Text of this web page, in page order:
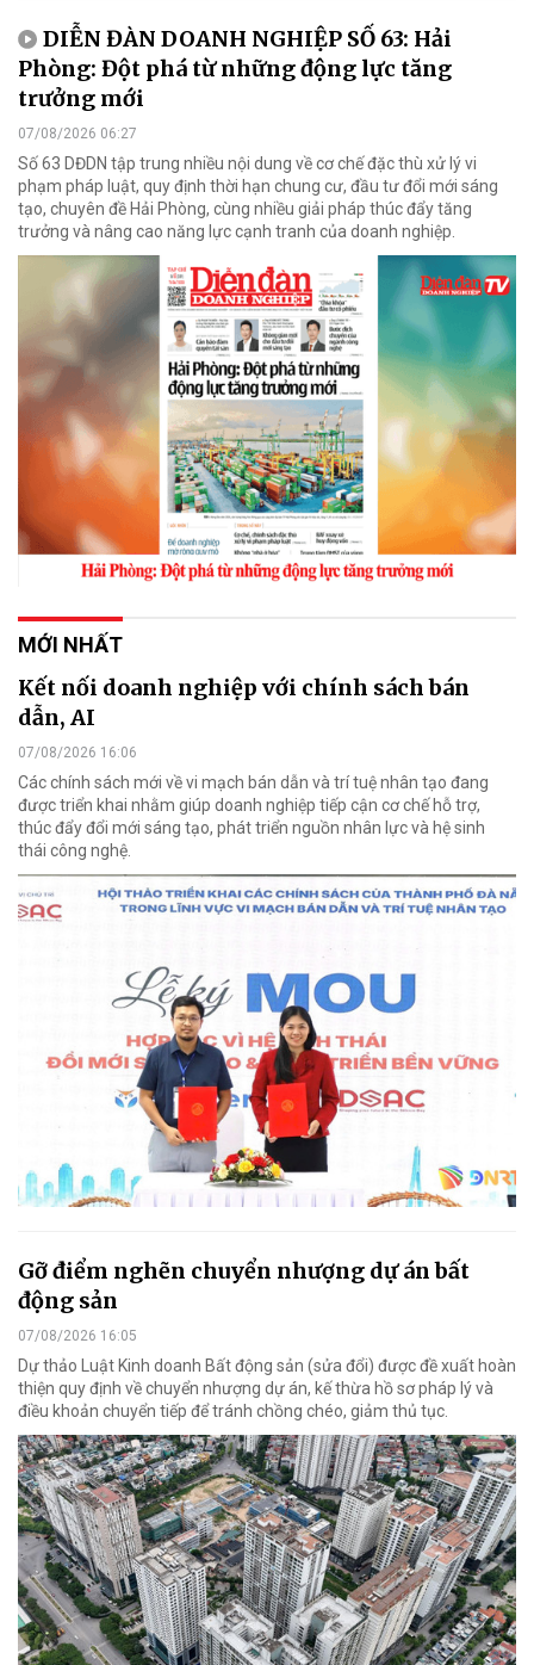
DIỄN ĐÀN DOANH NGHIỆP SỐ 63: Hải
Phòng: Đột phá từ những động lực tăng
trưởng mới
07/08/2026 06:27
Số 63 DĐDN tập trung nhiều nội dung về cơ chế đặc thù xử lý vi
phạm pháp luật, quy định thời hạn chung cư, đầu tư đổi mới sáng
tạo, chuyên đề Hải Phòng, cùng nhiều giải pháp thúc đẩy tăng
trưởng và nâng cao năng lực cạnh tranh của doanh nghiệp.
MỚI NHẤT
Kết nối doanh nghiệp với chính sách bán
dẫn, AI
07/08/2026 16:06
Các chính sách mới về vi mạch bán dẫn và trí tuệ nhân tạo đang
được triển khai nhằm giúp doanh nghiệp tiếp cận cơ chế hỗ trợ,
thúc đẩy đổi mới sáng tạo, phát triển nguồn nhân lực và hệ sinh
thái công nghệ.
Gỡ điểm nghẽn chuyển nhượng dự án bất
động sản
07/08/2026 16:05
Dự thảo Luật Kinh doanh Bất động sản (sửa đổi) được đề xuất hoàn
thiện quy định về chuyển nhượng dự án, kế thừa hồ sơ pháp lý và
điều khoản chuyển tiếp để tránh chồng chéo, giảm thủ tục.